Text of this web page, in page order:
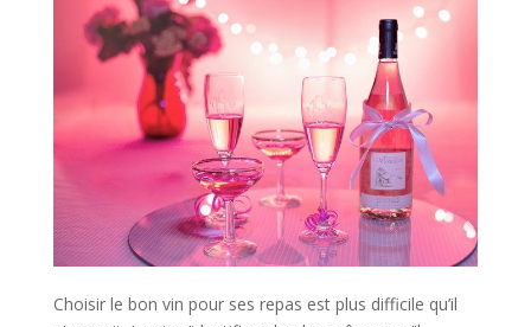
Choisir le bon vin pour ses repas est plus difficile qu’il